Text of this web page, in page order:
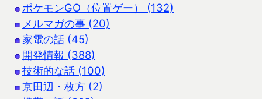
ポケモンGO（位置ゲー） (132)
メルマガの事 (20)
家電の話 (45)
開発情報 (388)
技術的な話 (100)
京田辺・枚方 (2)